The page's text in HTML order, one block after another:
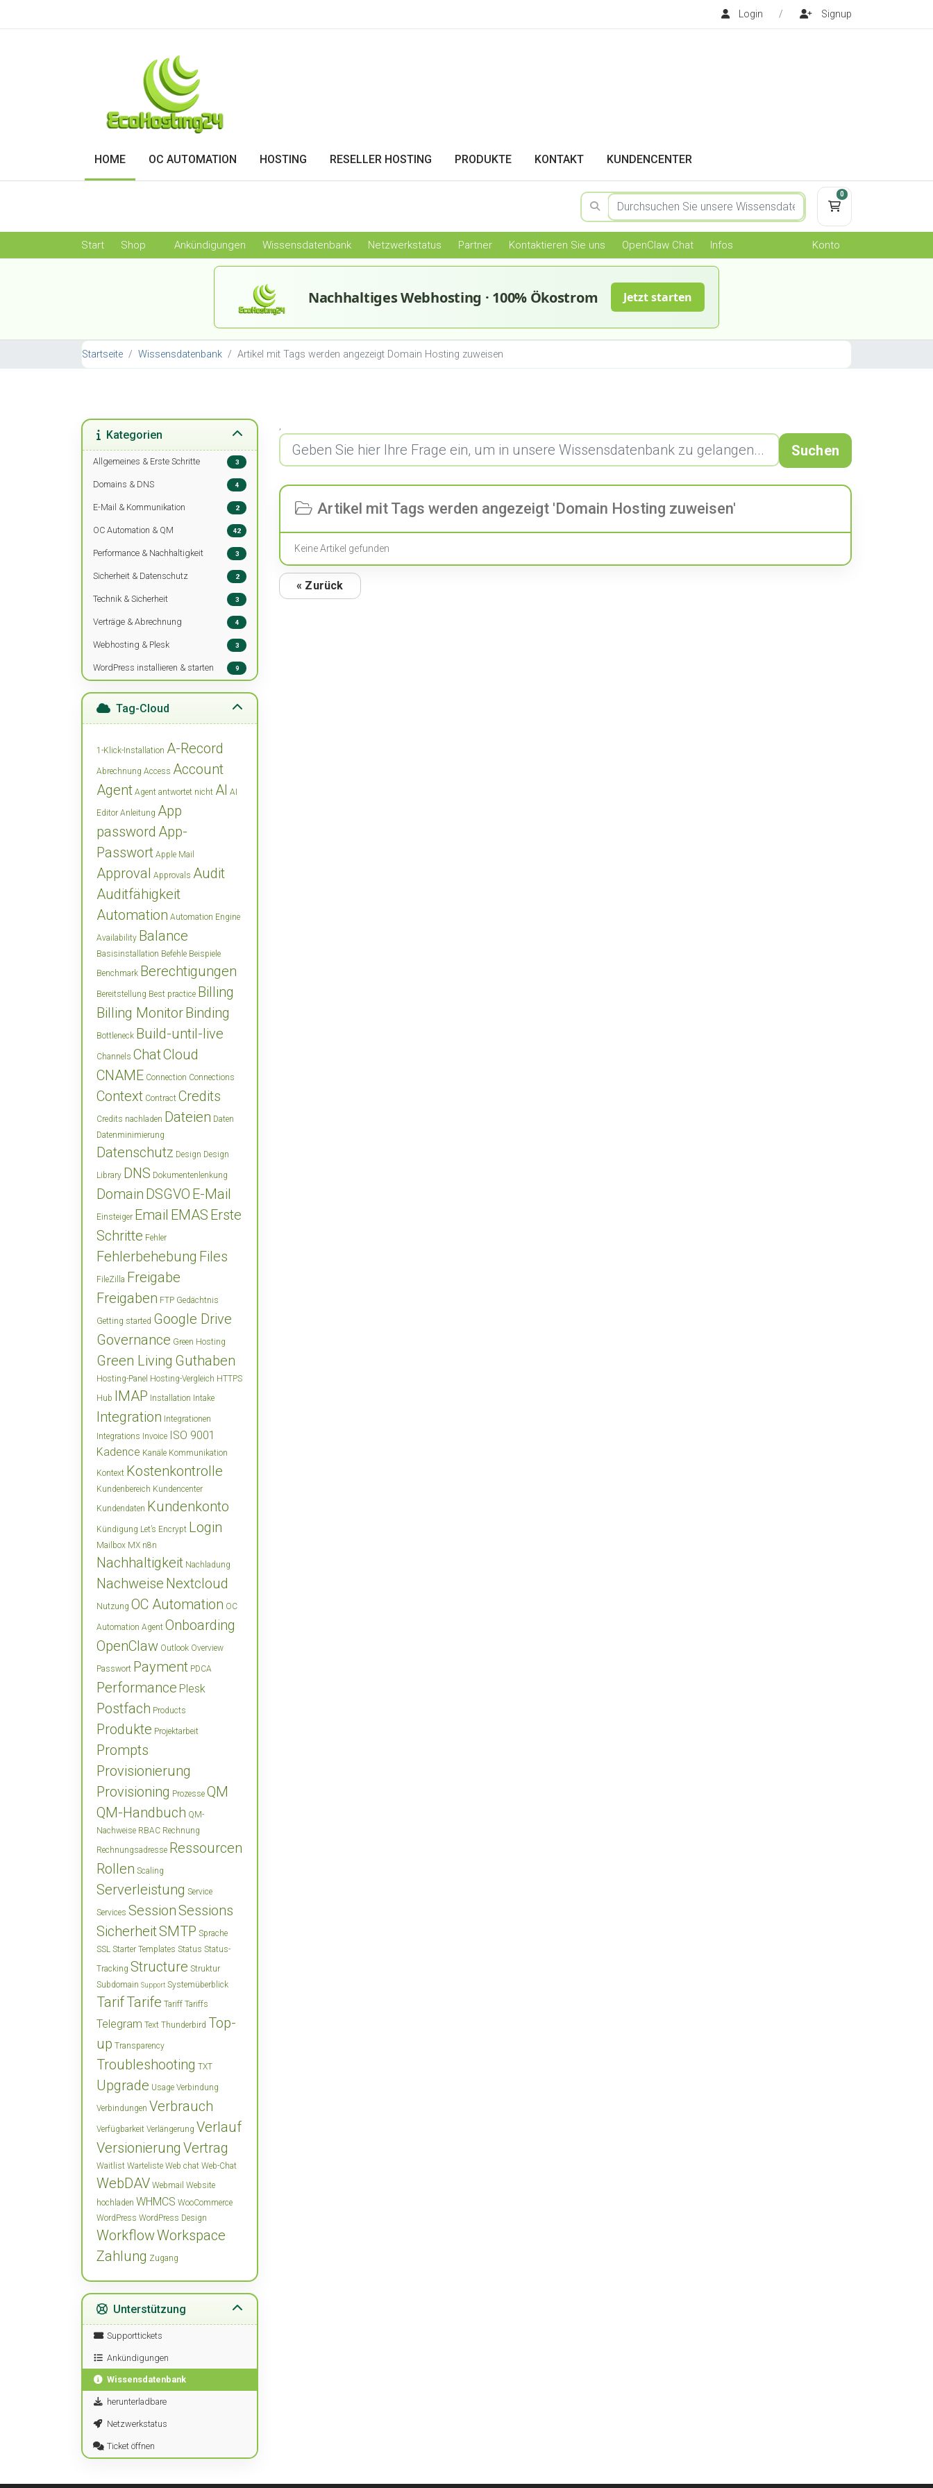
Login / Signup
HOME OC AUTOMATION HOSTING RESELLER HOSTING PRODUKTE KONTAKT KUNDENCENTER
0
Start Shop Ankündigungen Wissensdatenbank Netzwerkstatus Partner Kontaktieren Sie uns OpenClaw Chat Infos Konto
Startseite Wissensdatenbank Artikel mit Tags werden angezeigt Domain Hosting zuweisen
Kategorien
Allgemeines & Erste Schritte 3
Domains & DNS 4
E-Mail & Kommunikation 2
OC Automation & QM 42
Performance & Nachhaltigkeit 3
Sicherheit & Datenschutz 2
Technik & Sicherheit 3
Verträge & Abrechnung 4
Webhosting & Plesk 3
WordPress installieren & starten 9
Tag-Cloud
1-Klick-Installation A-Record
Abrechnung Access Account
Agent Agent antwortet nicht AI AI
Editor Anleitung App
password App-
Passwort Apple Mail
Approval Approvals Audit
Auditfähigkeit
Automation Automation Engine
Availability Balance
Basisinstallation Befehle Beispiele
Benchmark Berechtigungen
Bereitstellung Best practice Billing
Billing MonitorBinding
Bottleneck Build-until-live
Channels ChatCloud
CNAME Connection Connections
Context Contract Credits
Credits nachladen Dateien Daten
Datenminimierung
Datenschutz Design Design
Library DNS Dokumentenlenkung
Domain DSGVO E-Mail
Einsteiger Email EMAS Erste
Schritte Fehler
Fehlerbehebung Files
FileZilla Freigabe
Freigaben FTP Gedächtnis
Getting started Google Drive
Governance Green Hosting
Green Living Guthaben
Hosting-Panel Hosting-Vergleich HTTPS
Hub IMAP Installation Intake
Integration Integrationen
Integrations Invoice ISO 9001
Kadence Kanäle Kommunikation
Kontext Kostenkontrolle
Kundenbereich Kundencenter
Kundendaten Kundenkonto
Kündigung Let’s Encrypt Login
Mailbox MX n8n
Nachhaltigkeit Nachladung
Nachweise Nextcloud
Nutzung OC Automation OC
Automation Agent Onboarding
OpenClaw Outlook Overview
Passwort Payment PDCA
Performance Plesk
Postfach Products
Produkte Projektarbeit
Prompts
Provisionierung
Provisioning Prozesse QM
QM-Handbuch QM-
Nachweise RBAC Rechnung
Rechnungsadresse Ressourcen
Rollen Scaling
Serverleistung Service
Services SessionSessions
SicherheitSMTP Sprache
SSL Starter Templates Status Status-
Tracking Structure Struktur
Subdomain Support Systemüberblick
TarifTarife Tariff Tariffs
Telegram Text Thunderbird Top-
up Transparency
Troubleshooting TXT
Upgrade Usage Verbindung
Verbindungen Verbrauch
Verfügbarkeit Verlängerung Verlauf
Versionierung Vertrag
Waitlist Warteliste Web chat Web-Chat
WebDAV Webmail Website
hochladen WHMCS WooCommerce
WordPress WordPress Design
WorkflowWorkspace
Zahlung Zugang
Unterstützung
Supporttickets
Ankündigungen
Wissensdatenbank
herunterladbare
Netzwerkstatus
Ticket öffnen
Suchen
Artikel mit Tags werden angezeigt 'Domain Hosting zuweisen'
Keine Artikel gefunden
« Zurück